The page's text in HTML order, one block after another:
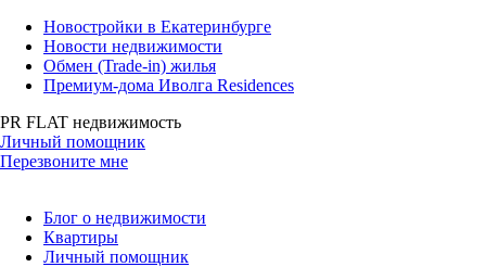
Новостройки в Екатеринбурге
Новости недвижимости
Обмен (Trade-in) жилья
Премиум-дома Иволга Residences
PR FLAT недвижимость
Личный помощник
Перезвоните мне
Блог о недвижимости
Квартиры
Личный помощник